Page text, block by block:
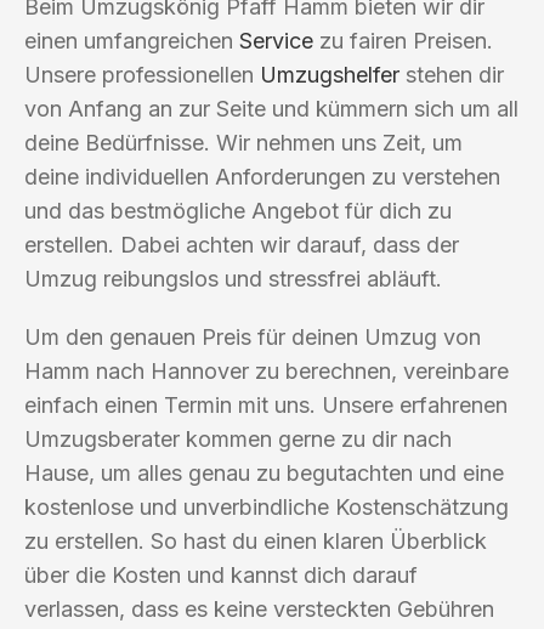
Beim Umzugskönig Pfaff Hamm bieten wir dir
einen umfangreichen Service zu fairen Preisen.
Unsere professionellen Umzugshelfer stehen dir
von Anfang an zur Seite und kümmern sich um all
deine Bedürfnisse. Wir nehmen uns Zeit, um
deine individuellen Anforderungen zu verstehen
und das bestmögliche Angebot für dich zu
erstellen. Dabei achten wir darauf, dass der
Umzug reibungslos und stressfrei abläuft.
Um den genauen Preis für deinen Umzug von
Hamm nach Hannover zu berechnen, vereinbare
einfach einen Termin mit uns. Unsere erfahrenen
Umzugsberater kommen gerne zu dir nach
Hause, um alles genau zu begutachten und eine
kostenlose und unverbindliche Kostenschätzung
zu erstellen. So hast du einen klaren Überblick
über die Kosten und kannst dich darauf
verlassen, dass es keine versteckten Gebühren